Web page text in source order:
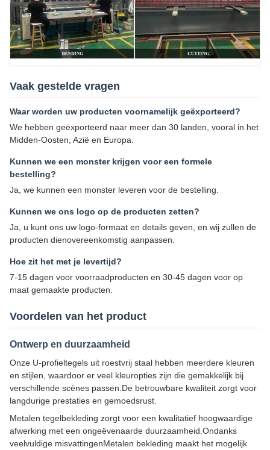
Vaak gestelde vragen
Waar worden uw producten voornamelijk geëxporteerd?
We hebben geëxporteerd naar meer dan 30 landen, vooral in het
Midden-Oosten, Azië en Europa.
Kunnen we een monster krijgen voor een formele
bestelling?
Ja, we kunnen een monster leveren voor de bestelling.
Kunnen we ons logo op de producten zetten?
Ja, u kunt ons uw logo-formaat en details geven, en wij zullen de
producten dienovereenkomstig aanpassen.
Hoe zit het met je levertijd?
7-15 dagen voor voorraadproducten en 30-45 dagen voor op
maat gemaakte producten.
Voordelen van het product
Ontwerp en duurzaamheid
Onze U-profieltegels uit roestvrij staal hebben meerdere kleuren
en stijlen, waardoor er veel kleuropties zijn die gemakkelijk bij
verschillende scènes passen.De betrouwbare kwaliteit zorgt voor
langdurige prestaties en gemoedsrust.
Metalen tegelbekleding zorgt voor een kwalitatief hoogwaardige
afwerking met een ongeëvenaarde duurzaamheid.Ondanks
veelvuldige misvattingenMetalen bekleding maakt het mogelijk